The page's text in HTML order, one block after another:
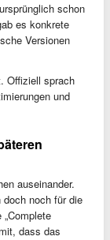
schon
es konkrete
Versionen
Offiziell sprach
und
auseinander.
doch noch für die
dass das